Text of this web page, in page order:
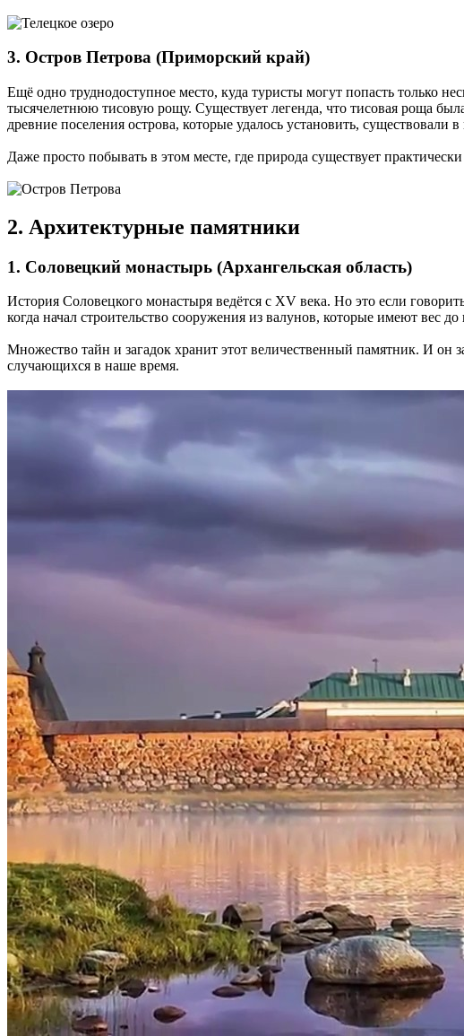
3. Остров Петрова (Приморский край)
Ещё одно труднодоступное место, куда туристы могут попасть только
тысячелетнюю тисовую рощу. Существует легенда, что тисовая роща
древние поселения острова, которые удалось установить,
Даже просто побывать в этом месте, где природа существует
2. Архитектурные памятники
1. Соловецкий монастырь (Архангельская область)
История Соловецкого монастыря ведётся с XV века. Но это если
когда начал строительство сооружения из валунов, которые имеют вес
Множество тайн и загадок хранит этот величественный памятник. И он
случающихся в наше время.